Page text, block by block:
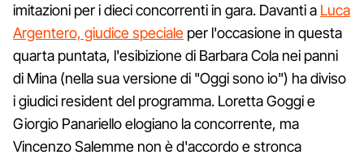
imitazioni per i dieci concorrenti in gara. Davanti a Luca
Argentero, giudice speciale per l'occasione in questa
quarta puntata, l'esibizione di Barbara Cola nei panni
di Mina (nella sua versione di "Oggi sono io") ha diviso
i giudici resident del programma. Loretta Goggi e
Giorgio Panariello elogiano la concorrente, ma
Vincenzo Salemme non è d'accordo e stronca